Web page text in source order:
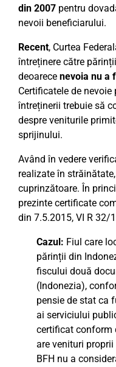
din 2007 pentru
nevoii beneficiarului.
Recent, Curtea
întreținere către
deoarece nevoia nu a
Certificatele de
întreținerii trebuie să
despre veniturile
sprijinului.
Având în vedere
realizate în
cuprinzătoare. În
prezinte certificate
din 7.5.2015, VI R 32/
Cazul: Fiul care
părinții din
fiscului două
(Indonezia),
pensie de stat ca
ai serviciului
certificat conform
are venituri
BFH nu a